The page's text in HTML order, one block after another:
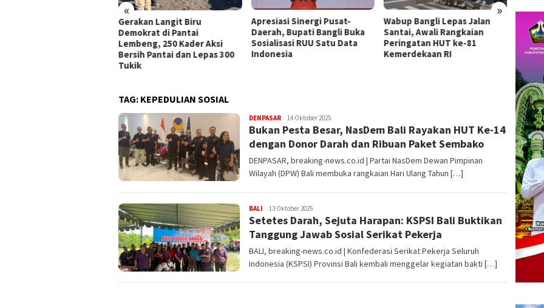
« »
Apresiasi Sinergi Pusat-
Daerah, Bupati Bangli Buka
Sosialisasi RUU Satu Data
Indonesia
Wabup Bangli Lepas Jalan
Santai, Awali Rangkaian
Peringatan HUT ke-81
Kemerdekaan RI
Soal Parkir Mobil di Bypass
Dharma Giri di Gianyar, Nihil
Pengawasan
TAG: KEPEDULIAN SOSIAL
DENPASAR admin
14 Oktober 2025
Bukan Pesta Besar, NasDem Bali Rayakan HUT Ke-14
dengan Donor Darah dan Ribuan Paket Sembako
DENPASAR, breaking-news.co.id | Partai NasDem Dewan Pimpinan
Wilayah (DPW) Bali membuka rangkaian Hari Ulang Tahun […]
BALI admin
13 Oktober 2025
Setetes Darah, Sejuta Harapan: KSPSI Bali Buktikan
Tanggung Jawab Sosial Serikat Pekerja
BALI, breaking-news.co.id | Konfederasi Serikat Pekerja Seluruh
Indonesia (KSPSI) Provinsi Bali kembali menggelar kegiatan bakti […]